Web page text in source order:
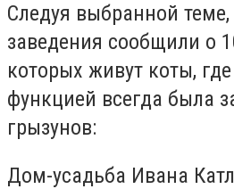
Следуя выбранной
заведения сообщили о
которых живут коты,
функцией всегда была
грызунов:
Дом-усадьба Ивана